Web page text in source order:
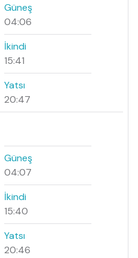
Güneş
04:06
İkindi
15:41
Yatsı
20:47
Güneş
04:07
İkindi
15:40
Yatsı
20:46